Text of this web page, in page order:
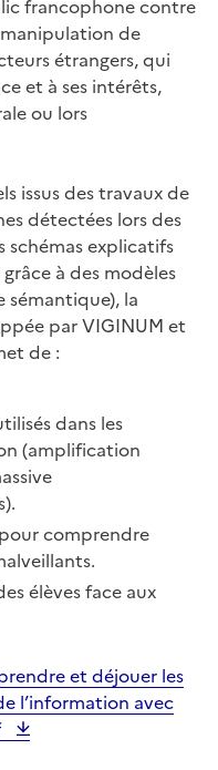
francophone contre
de
étrangers, qui
et à ses intérêts,
ou lors
issus des travaux de
détectées lors des
schémas explicatifs
à des modèles
sémantique), la
par VIGINUM et
de :
dans les
(amplification
comprendre
élèves face aux
et déjouer les
l’information avec